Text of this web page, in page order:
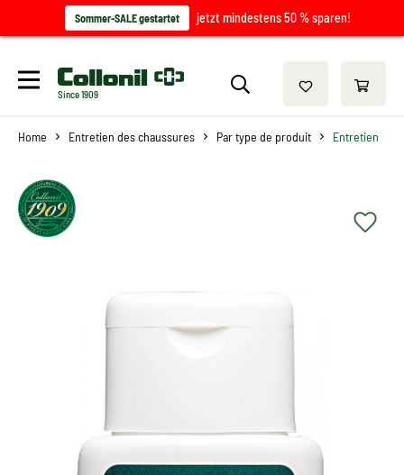
Sommer-SALE gestartet jetzt mindestens 50 % sparen!
Since 1909
Home Entretien des chaussures Par type de produit Entretien